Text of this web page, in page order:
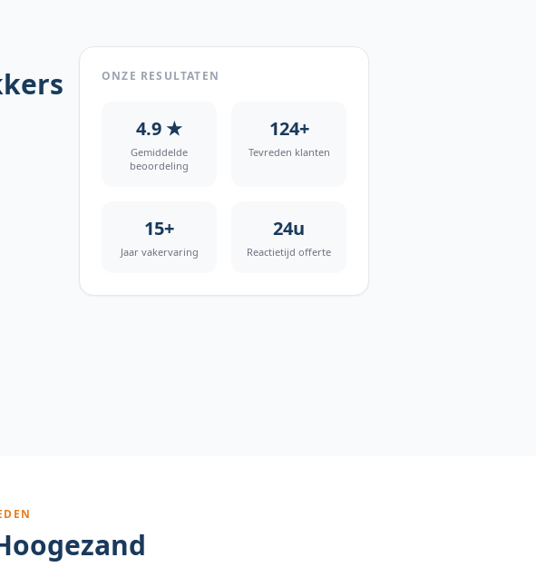
ONZE RESULTATEN
4.9 ★
Gemiddelde
beoordeling
124+
Tevreden klanten
15+
Jaar vakervaring
24u
Reactietijd offerte